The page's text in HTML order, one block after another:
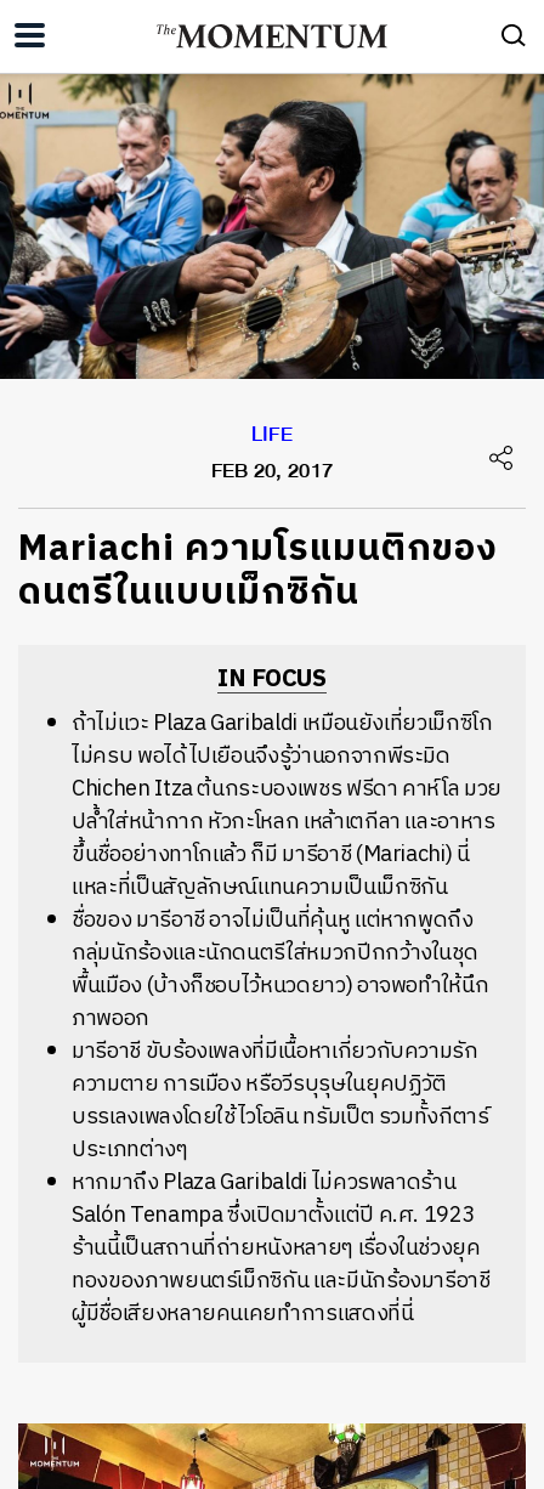
LIFE
FEB 20, 2017
Mariachi ความโรแมนติกของ
ดนตรีในแบบเม็กซิกัน
IN FOCUS
ถ้าไม่แวะ Plaza Garibaldi เหมือนยังเที่ยวเม็กซิโก
ไม่ครบ พอได้ไปเยือนจึงรู้ว่านอกจากพีระมิด
Chichen Itza ต้นกระบองเพชร ฟรีดา คาห์โล มวย
ปล้ำใส่หน้ากาก หัวกะโหลก เหล้าเตกีลา และอาหาร
ขึ้นชื่ออย่างทาโกแล้ว ก็มี มารีอาชี (Mariachi) นี่
แหละที่เป็นสัญลักษณ์แทนความเป็นเม็กซิกัน
ชื่อของ มารีอาชี อาจไม่เป็นที่คุ้นหู แต่หากพูดถึง
กลุ่มนักร้องและนักดนตรีใส่หมวกปีกกว้างในชุด
พื้นเมือง (บ้างก็ชอบไว้หนวดยาว) อาจพอทำให้นึก
ภาพออก
มารีอาชี ขับร้องเพลงที่มีเนื้อหาเกี่ยวกับความรัก
ความตาย การเมือง หรือวีรบุรุษในยุคปฏิวัติ
บรรเลงเพลงโดยใช้ไวโอลิน ทรัมเป็ต รวมทั้งกีตาร์
ประเภทต่างๆ
หากมาถึง Plaza Garibaldi ไม่ควรพลาดร้าน
Salón Tenampa ซึ่งเปิดมาตั้งแต่ปี ค.ศ. 1923
ร้านนี้เป็นสถานที่ถ่ายหนังหลายๆ เรื่องในช่วงยุค
ทองของภาพยนตร์เม็กซิกัน และมีนักร้องมารีอาชี
ผู้มีชื่อเสียงหลายคนเคยทำการแสดงที่นี่